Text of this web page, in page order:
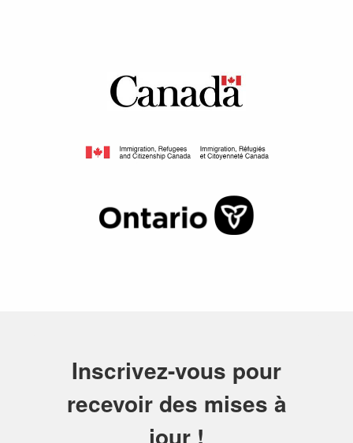
Inscrivez-vous pour
recevoir des mises à
jour !